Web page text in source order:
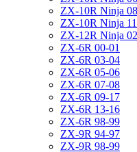
ZX-10R Ninja
ZX-10R Ninja
ZX-12R Ninja
ZX-6R 00-01
ZX-6R 03-04
ZX-6R 05-06
ZX-6R 07-08
ZX-6R 09-17
ZX-6R 13-16
ZX-6R 98-99
ZX-9R 94-97
ZX-9R 98-99